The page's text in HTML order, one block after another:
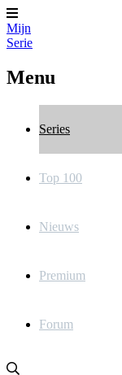
Mijn
Serie
Menu
Series
Top 100
Nieuws
Premium
Forum